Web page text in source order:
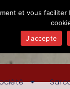
et vous
J'accepte